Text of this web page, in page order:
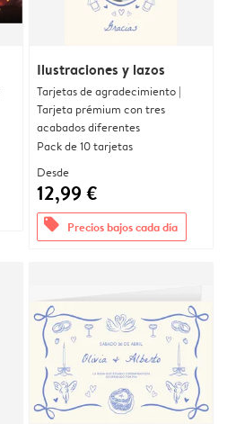
Ilustraciones y lazos
Tarjetas de agradecimiento |
Tarjeta prémium con tres
acabados diferentes
Pack de 10 tarjetas
Desde
12,99 €
offers Precios bajos cada día